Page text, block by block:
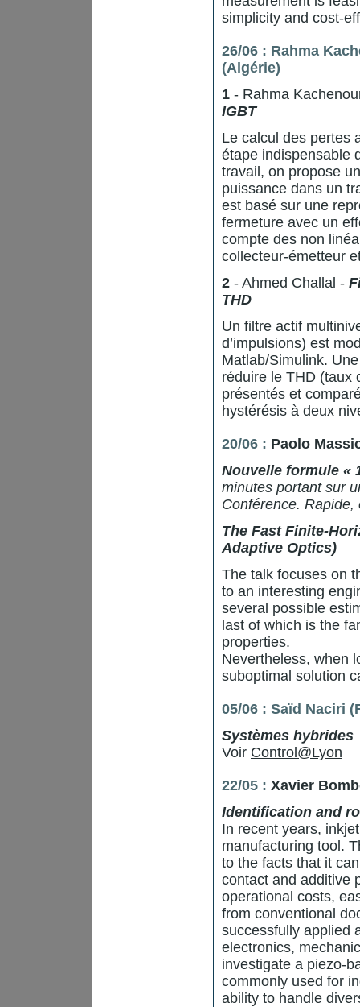
simplicity and cost-
26/06 : Rahma
(Algérie)
1 - Rahma
IGBT
Le calcul des pertes
étape indispensable
travail, on propose
puissance dans un
est basé sur une
fermeture avec un
compte des non
collecteur-émetteur
2 - Ahmed Challal -
THD
Un filtre actif
d’impulsions) est
Matlab/Simulink.
réduire le THD (taux
présentés et
hystérésis à deux
20/06 : Paolo
Nouvelle formule «
minutes portant sur
Conférence.
The Fast Finite-
Adaptive Optics)
The talk focuses on
to an interesting
several possible
last of which is the
properties.
Nevertheless, when
suboptimal solution
05/06 : Saïd Naciri
Systèmes hybrides
Voir Control@Lyon
22/05 : Xavier
Identification and
In recent years,
manufacturing tool.
to the facts that it
contact and additive
operational costs,
from conventional
successfully applied
electronics,
investigate a piezo-
commonly used for
ability to handle